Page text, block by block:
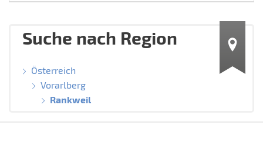
Suche nach Region
Österreich
Vorarlberg
Rankweil